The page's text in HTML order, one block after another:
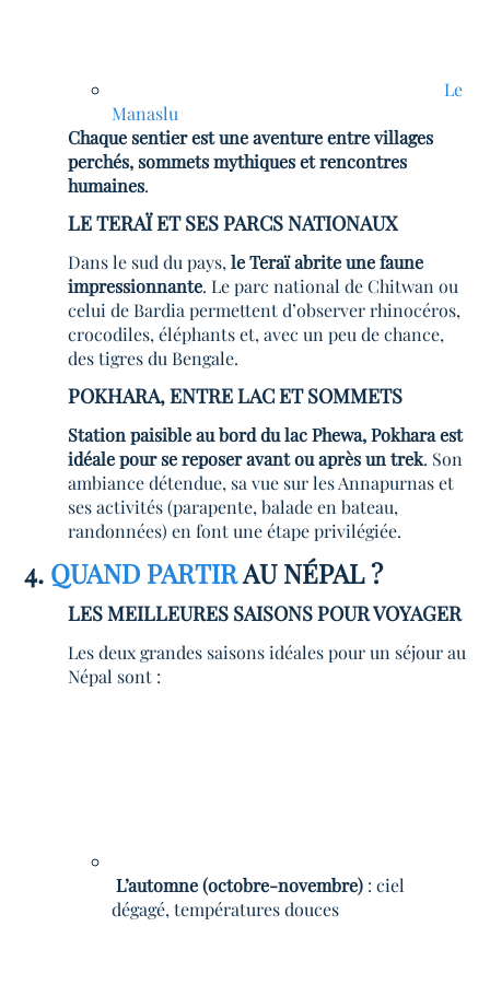
Le
Manaslu
Chaque sentier est une aventure entre villages
perchés, sommets mythiques et rencontres
humaines.
LE TERAÏ ET SES PARCS NATIONAUX
Dans le sud du pays, le Teraï abrite une faune
impressionnante. Le parc national de Chitwan ou
celui de Bardia permettent d’observer rhinocéros,
crocodiles, éléphants et, avec un peu de chance,
des tigres du Bengale.
POKHARA, ENTRE LAC ET SOMMETS
Station paisible au bord du lac Phewa, Pokhara est
idéale pour se reposer avant ou après un trek. Son
ambiance détendue, sa vue sur les Annapurnas et
ses activités (parapente, balade en bateau,
randonnées) en font une étape privilégiée.
4. QUAND PARTIRAU NÉPAL ?
LES MEILLEURES SAISONS POUR VOYAGER
Les deux grandes saisons idéales pour un séjour au
Népal sont :
L’automne (octobre-novembre): ciel
dégagé, températures douces